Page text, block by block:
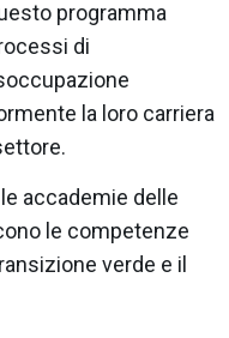
programma
di
la loro carriera
accademie delle
le competenze
verde e il